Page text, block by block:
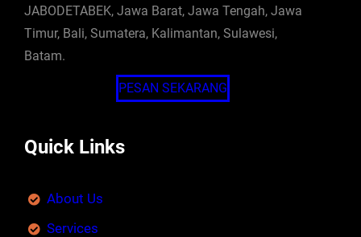
JABODETABEK, Jawa Barat, Jawa Tengah, Jawa
Timur, Bali, Sumatera, Kalimantan, Sulawesi,
Batam.
PESAN SEKARANG
Quick Links
About Us
Services